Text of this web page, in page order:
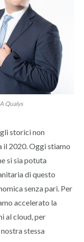
Qualys
storici non
il 2020. Oggi stiamo
si sia potuta
di questo
senza pari. Per
accelerato la
al cloud, per
stessa